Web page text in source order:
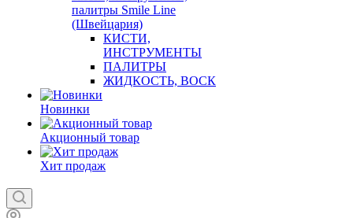
палитры Smile Line
(Швейцария)
КИСТИ,
ИНСТРУМЕНТЫ
ПАЛИТРЫ
ЖИДКОСТЬ, ВОСК
Новинки
Акционный товар
Хит продаж